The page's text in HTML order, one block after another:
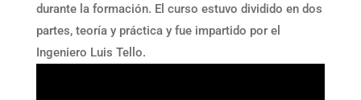
durante la formación. El curso estuvo dividido en dos
partes, teoría y práctica y fue impartido por el
Ingeniero Luis Tello.